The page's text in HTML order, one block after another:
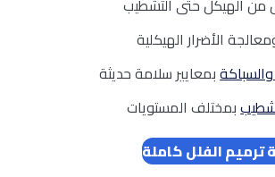
الأضرار الهيكلية
بمعايير سلامة حديثة
بمختلف المستويات
الفلل كاملة